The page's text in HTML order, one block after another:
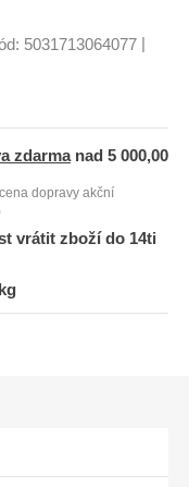
5031713064077
zdarmanad 5 000,00
dopravy akční
vrátit zboží do 14ti